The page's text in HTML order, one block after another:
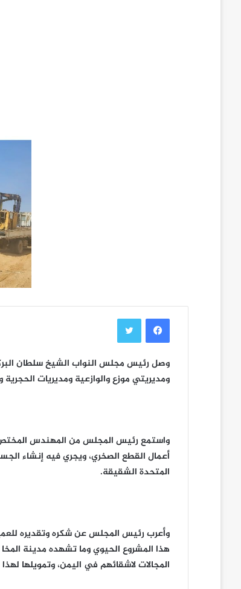
فيسبوك تويتر
وصل رئيس مجلس النواب الشيخ سلطان
ومديريتي موزع والوازعية ومديريات الحجرية
أعمال القطع الصخري، ويجري فيه إنشاء
المتحدة الشقيقة.
وأعرب رئيس المجلس عن شكره وتقديره
هذا المشروع الحيوي وما تشهده مدينة
المجالات لاشقائهم في اليمن، وتمويلها